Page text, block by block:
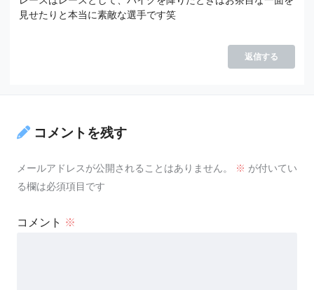
見せたりと本当に素敵な選手です笑
返信する
コメントを残す
メールアドレスが公開されることはありません。 ※ が付いてい
る欄は必須項目です
コメント ※